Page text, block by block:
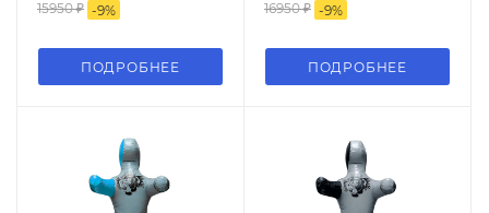
15950 ₽ -9%
ПОДРОБНЕЕ
16950 ₽ -9%
ПОДРОБНЕЕ